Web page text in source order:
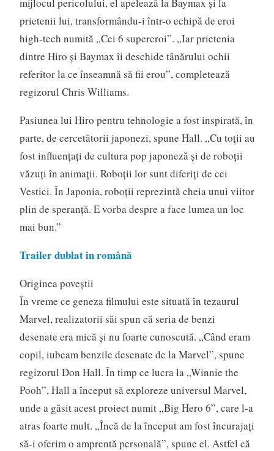
mijlocul pericolului, el apelează la Baymax şi la
prietenii lui, transformându-i într-o echipă de eroi
high-tech numită „Cei 6 supereroi”. „Iar prietenia
dintre Hiro şi Baymax îi deschide tânărului ochii
referitor la ce înseamnă să fii erou”, completează
regizorul Chris Williams.
Pasiunea lui Hiro pentru tehnologie a fost inspirată, în
parte, de cercetătorii japonezi, spune Hall. „Cu toţii au
fost influenţaţi de cultura pop japoneză şi de roboţii
văzuţi în animaţii. Roboţii lor sunt diferiţi de cei
Vestici. În Japonia, roboţii reprezintă cheia unui viitor
plin de speranţă. E vorba despre a face lumea un loc
mai bun.”
Trailer dublat in română
Originea poveştii
În vreme ce geneza filmului este situată în tezaurul
Marvel, realizatorii săi spun că seria de benzi
desenate era mică şi nu foarte cunoscută. „Când eram
copil, iubeam benzile desenate de la Marvel”, spune
regizorul Don Hall. În timp ce lucra la „Winnie the
Pooh”, Hall a început să exploreze universul Marvel,
unde a găsit acest proiect numit „Big Hero 6”, care l-a
atras foarte mult. „Încă de la început am fost încurajaţi
să-i oferim o amprentă personală”, spune el. Astfel că